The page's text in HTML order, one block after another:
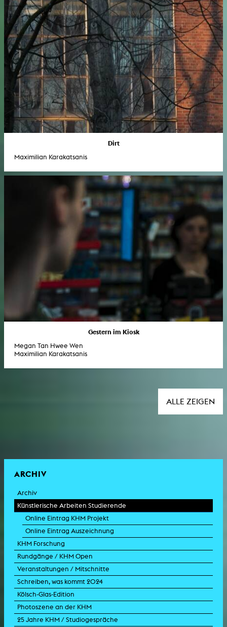
Dirt
Maximilian Karakatsanis
Gestern im Kiosk
Megan Tan Hwee Wen
Maximilian Karakatsanis
ALLE ZEIGEN
ARCHIV
Archiv
Künstlerische Arbeiten Studierende
Online Eintrag KHM Projekt
Online Eintrag Auszeichnung
KHM Forschung
Rundgänge / KHM Open
Veranstaltungen / Mitschnitte
Schreiben, was kommt 2024
Kölsch-Glas-Edition
Photoszene an der KHM
25 Jahre KHM / Studiogespräche